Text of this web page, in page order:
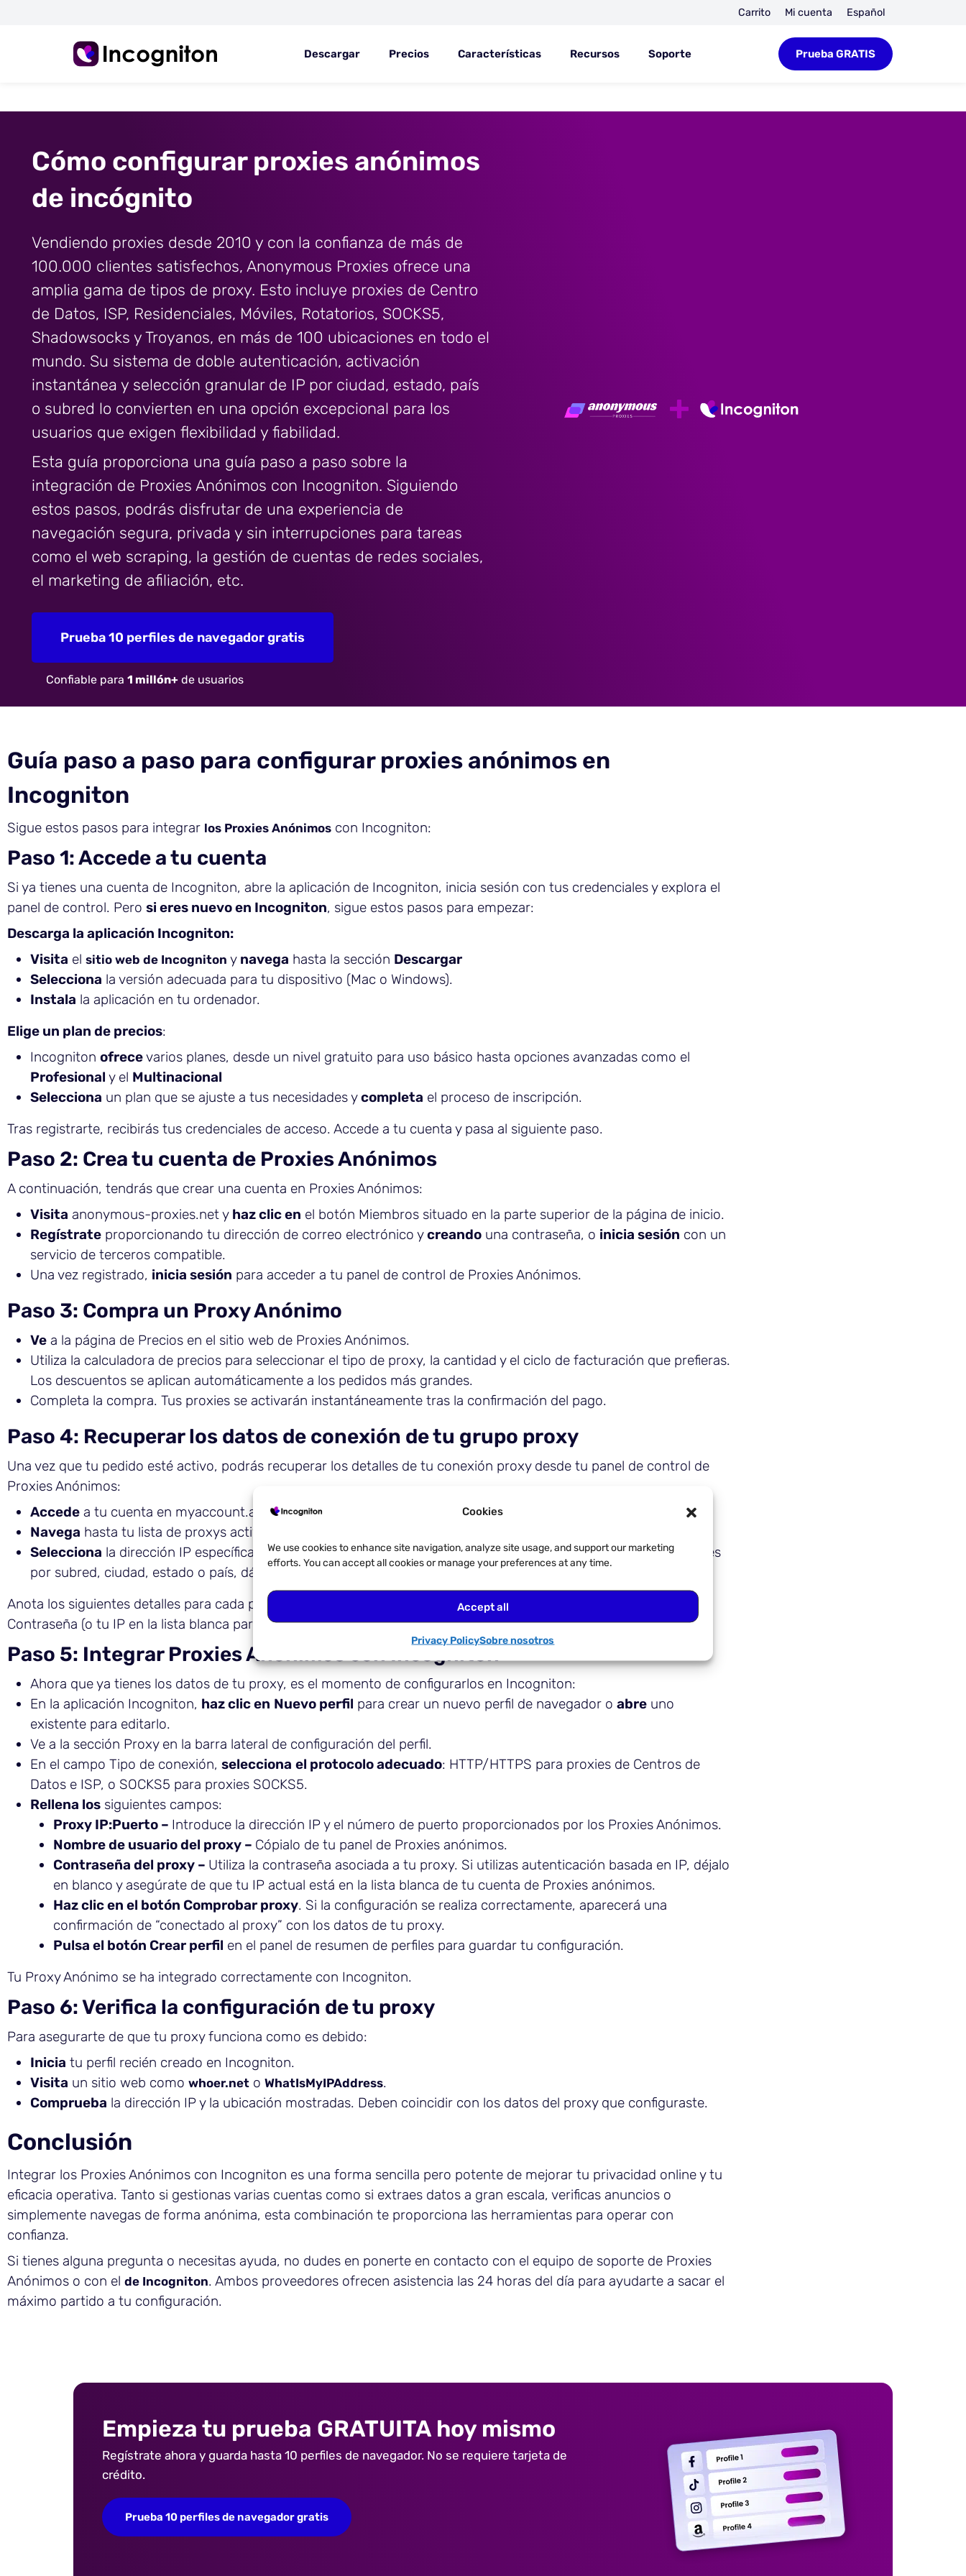
Cookies
We use cookies to enhance site navigation, analyze site usage, and support our marketing
efforts. You can accept all cookies or manage your preferences at any time.
Accept all
Privacy PolicySobre nosotros
Carrito Mi cuenta Español
Descargar Precios Características Recursos Soporte Prueba GRATIS
Cómo configurar proxies anónimos
de incógnito
Vendiendo proxies desde 2010 y con la confianza de más de
100.000 clientes satisfechos, Anonymous Proxies ofrece una
amplia gama de tipos de proxy. Esto incluye proxies de Centro
de Datos, ISP, Residenciales, Móviles, Rotatorios, SOCKS5,
Shadowsocks y Troyanos, en más de 100 ubicaciones en todo el
mundo. Su sistema de doble autenticación, activación
instantánea y selección granular de IP por ciudad, estado, país
o subred lo convierten en una opción excepcional para los
usuarios que exigen flexibilidad y fiabilidad.
Esta guía proporciona una guía paso a paso sobre la
integración de Proxies Anónimos con Incogniton. Siguiendo
estos pasos, podrás disfrutar de una experiencia de
navegación segura, privada y sin interrupciones para tareas
como el web scraping, la gestión de cuentas de redes sociales,
el marketing de afiliación, etc.
Prueba 10 perfiles de navegador gratis
Confiable para 1 millón+ de usuarios
Guía paso a paso para configurar proxies anónimos en
Incogniton
Sigue estos pasos para integrar los Proxies Anónimos con Incogniton:
Paso 1: Accede a tu cuenta
Si ya tienes una cuenta de Incogniton, abre la aplicación de Incogniton, inicia sesión con tus credenciales y explora el
panel de control. Pero si eres nuevo en Incogniton, sigue estos pasos para empezar:
Descarga la aplicación Incogniton:
Visita el sitio web de Incogniton y navega hasta la sección Descargar
Selecciona la versión adecuada para tu dispositivo (Mac o Windows).
Instala la aplicación en tu ordenador.
Elige un plan de precios:
Incogniton ofrecevarios planes, desde un nivel gratuito para uso básico hasta opciones avanzadas como el
Profesional y el Multinacional
Selecciona un plan que se ajuste a tus necesidades ycompleta el proceso de inscripción.
Tras registrarte, recibirás tus credenciales de acceso. Accede a tu cuenta y pasa al siguiente paso.
Paso 2: Crea tu cuenta de Proxies Anónimos
A continuación, tendrás que crear una cuenta en Proxies Anónimos:
Visita anonymous-proxies.net y haz clic en el botón Miembros situado en la parte superior de la página de inicio.
Regístrate proporcionando tu dirección de correo electrónico ycreando una contraseña, o inicia sesión con un
servicio de terceros compatible.
Una vez registrado, inicia sesión para acceder a tu panel de control de Proxies Anónimos.
Paso 3: Compra un Proxy Anónimo
Ve a la página de Precios en el sitio web de Proxies Anónimos.
Utiliza la calculadora de precios para seleccionar el tipo de proxy, la cantidad y el ciclo de facturación que prefieras.
Los descuentos se aplican automáticamente a los pedidos más grandes.
Completa la compra. Tus proxies se activarán instantáneamente tras la confirmación del pago.
Paso 4: Recuperar los datos de conexión de tu grupo proxy
Una vez que tu pedido esté activo, podrás recuperar los detalles de tu conexión proxy desde tu panel de control de
Proxies Anónimos:
Accede a tu cuenta en myaccount.anonymous-proxies.net.
Navega hasta tu lista de proxys activos.
Selecciona la dirección IP específica que deseas utilizar. Los Proxies Anónimos te permiten elegir IPs individuales
por subred, ciudad, estado o país, dándote un control total sobre tu grupo de proxies.
Anota los siguientes detalles para cada proxy que pienses utilizar: Dirección IP, Puerto, Nombre de usuario y
Contraseña (o tu IP en la lista blanca para la autenticación basada en IP).
Paso 5: Integrar Proxies Anónimos con Incogniton
Ahora que ya tienes los datos de tu proxy, es el momento de configurarlos en Incogniton:
En la aplicación Incogniton, haz clic en Nuevo perfil para crear un nuevo perfil de navegador o abre uno
existente para editarlo.
Ve a la sección Proxy en la barra lateral de configuración del perfil.
En el campo Tipo de conexión, selecciona el protocolo adecuado: HTTP/HTTPS para proxies de Centros de
Datos e ISP, o SOCKS5 para proxies SOCKS5.
Rellena los siguientes campos:
Proxy IP:Puerto – Introduce la dirección IP y el número de puerto proporcionados por los Proxies Anónimos.
Nombre de usuario del proxy – Cópialo de tu panel de Proxies anónimos.
Contraseña del proxy – Utiliza la contraseña asociada a tu proxy. Si utilizas autenticación basada en IP, déjalo
en blanco y asegúrate de que tu IP actual está en la lista blanca de tu cuenta de Proxies anónimos.
Haz clic en el botón Comprobar proxy. Si la configuración se realiza correctamente, aparecerá una
confirmación de “conectado al proxy” con los datos de tu proxy.
Pulsa el botón Crear perfil en el panel de resumen de perfiles para guardar tu configuración.
Tu Proxy Anónimo se ha integrado correctamente con Incogniton.
Paso 6: Verifica la configuración de tu proxy
Para asegurarte de que tu proxy funciona como es debido:
Inicia tu perfil recién creado en Incogniton.
Visita un sitio web como whoer.net o WhatIsMyIPAddress.
Comprueba la dirección IP y la ubicación mostradas. Deben coincidir con los datos del proxy que configuraste.
Conclusión
Integrar los Proxies Anónimos con Incogniton es una forma sencilla pero potente de mejorar tu privacidad online y tu
eficacia operativa. Tanto si gestionas varias cuentas como si extraes datos a gran escala, verificas anuncios o
simplemente navegas de forma anónima, esta combinación te proporciona las herramientas para operar con
confianza.
Si tienes alguna pregunta o necesitas ayuda, no dudes en ponerte en contacto con el equipo de soporte de Proxies
Anónimos o con el de Incogniton. Ambos proveedores ofrecen asistencia las 24 horas del día para ayudarte a sacar el
máximo partido a tu configuración.
Empieza tu prueba GRATUITA hoy mismo
Regístrate ahora y guarda hasta 10 perfiles de navegador. No se requiere tarjeta de
crédito.
Prueba 10 perfiles de navegador gratis